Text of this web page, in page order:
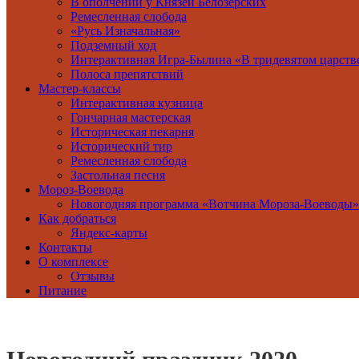
Ремесленная слобода
«Русь Изначальная»
Подземный ход
Интерактивная Игра-Былина «В тридевятом
Полоса препятствий
Мастер-классы
Интерактивная кузница
Гончарная мастерская
Историческая пекарня
Исторический тир
Ремесленная слобода
Застольная песня
Мороз-Воевода
Новогодняя программа «Вотчина Мороза-Воеводы»
Как добраться
Яндекс-карты
Контакты
О комплексе
Отзывы
Питание